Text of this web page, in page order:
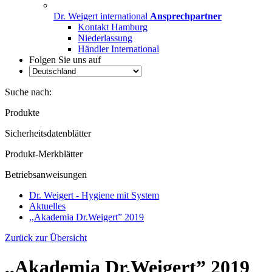
Dr. Weigert international Ansprechpartner
Kontakt Hamburg
Niederlassung
Händler International
Folgen Sie uns auf
Suche nach:
Produkte
Sicherheitsdatenblätter
Produkt-Merkblätter
Betriebsanweisungen
Dr. Weigert - Hygiene mit System
Aktuelles
,,Akademia Dr.Weigert” 2019
Zurück zur Übersicht
,,Akademia Dr.Weigert” 2019